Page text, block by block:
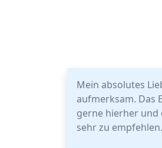
Mein absolutes
aufmerksam. Das
gerne hierher und
sehr zu